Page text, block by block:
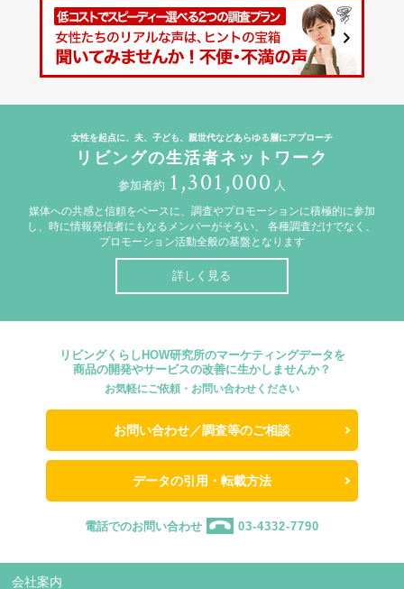
女性を起点に、夫、子ども、親世代などあらゆる層にアプローチ
リビングの生活者ネットワーク
参加者約 1,301,000 人
媒体への共感と信頼をベースに、調査やプロモーションに積極的に参加
し、時に情報発信者にもなるメンバーがそろい、
各種調査だけでなく、
プロモーション活動全般の基盤となります
詳しく見る
リビングくらしHOW研究所のマーケティングデータを
商品の開発やサービスの改善に生かしませんか？
お気軽にご依頼・お問い合わせください
お問い合わせ／調査等のご相談
データの引用・転載方法
電話でのお問い合わせ 03-4332-7790
会社案内